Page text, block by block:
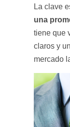
La clave
una
tiene que
claros y
mercado